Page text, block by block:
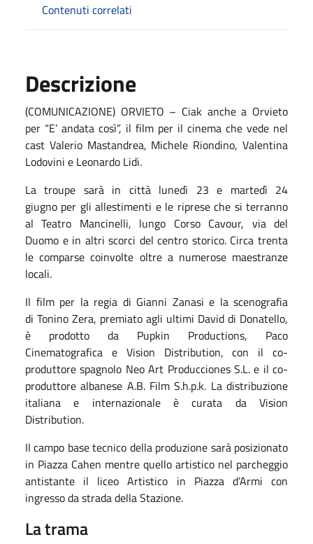
Contenuti correlati
Descrizione
(COMUNICAZIONE) ORVIETO – Ciak anche a Orvieto
per “E’ andata così”, il film per il cinema che vede nel
cast Valerio Mastandrea, Michele Riondino, Valentina
Lodovini e Leonardo Lidi.
La troupe sarà in città lunedì 23 e martedì 24
giugno per gli allestimenti e le riprese che si terranno
al Teatro Mancinelli, lungo Corso Cavour, via del
Duomo e in altri scorci del centro storico. Circa trenta
le comparse coinvolte oltre a numerose maestranze
locali.
Il film per la regia di Gianni Zanasi e la scenografia
di Tonino Zera, premiato agli ultimi David di Donatello,
è prodotto da Pupkin Productions, Paco
Cinematografica e Vision Distribution, con il co-
produttore spagnolo Neo Art Producciones S.L. e il co-
produttore albanese A.B. Film S.h.p.k. La distribuzione
italiana e internazionale è curata da Vision
Distribution.
Il campo base tecnico della produzione sarà posizionato
in Piazza Cahen mentre quello artistico nel parcheggio
antistante il liceo Artistico in Piazza d’Armi con
ingresso da strada della Stazione.
La trama